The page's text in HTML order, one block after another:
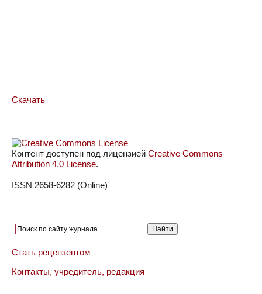
Скачать
Контент доступен под лицензией Creative Commons
Attribution 4.0 License.
ISSN 2658-6282 (Online)
Стать рецензентом
Контакты, учредитель, редакция